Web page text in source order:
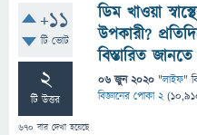
+11
টি ভোট
2
টি উত্তর
670 বার দেখা হয়েছে
ডিম খাওয়া
উপকারী?
বিস্তারিত
06 জুন 2020 "লাইফ"
বিজ্ঞানের পোকা 2 (